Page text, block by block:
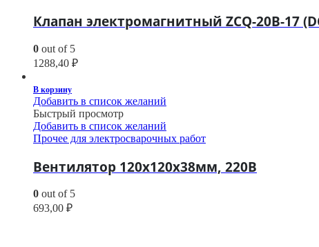
Клапан электромагнитный ZCQ-20B-17
0 out of 5
1288,40 ₽
В корзину
Добавить в список желаний
Быстрый просмотр
Добавить в список желаний
Прочее для электросварочных работ
Вентилятор 120х120х38мм, 220В
0 out of 5
693,00 ₽